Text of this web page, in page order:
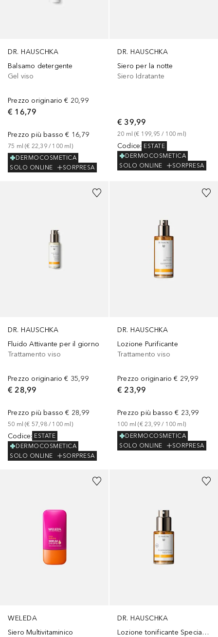
DR. HAUSCHKA
Balsamo detergente
Gel viso
Prezzo originario € 20,99
€ 16,79
Prezzo più basso € 16,79
75 ml (€ 22,39 / 100 ml)
DERMOCOSMETICA
SOLO ONLINE
SORPRESA
DR. HAUSCHKA
Siero per la notte
Siero Idratante
€ 39,99
20 ml (€ 199,95 / 100 ml )
Codice: ESTATE
DERMOCOSMETICA
SOLO ONLINE
SORPRESA
DR. HAUSCHKA
Fluido Attivante per il giorno
Trattamento viso
Prezzo originario € 35,99
€ 28,99
Prezzo più basso € 28,99
50 ml (€ 57,98 / 100 ml)
Codice: ESTATE
DERMOCOSMETICA
SOLO ONLINE
SORPRESA
DR. HAUSCHKA
Lozione Purificante
Trattamento viso
Prezzo originario € 29,99
€ 23,99
Prezzo più basso € 23,99
100 ml (€ 23,99 / 100 ml)
DERMOCOSMETICA
SOLO ONLINE
SORPRESA
WELEDA
Siero Multivitaminico
DR. HAUSCHKA
Lozione tonificante Special Size Limited Edition